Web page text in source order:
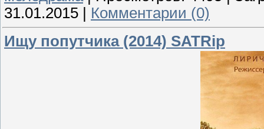
31.01.2015
Комментарии (0)
Ищу попутчика (2014) SATRip